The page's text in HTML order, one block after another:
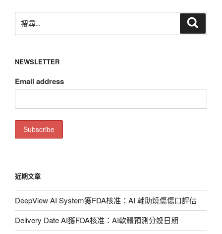
尋
字:
NEWSLETTER
Email address
近期文章
DeepView AI System獲FDA核准：AI 輔助燒傷傷口評估
Delivery Date AI獲FDA核准：AI軟體預測分娩日期